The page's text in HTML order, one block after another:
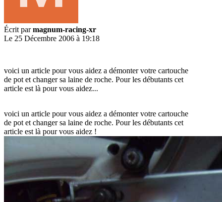
Écrit parmagnum-racing-xr
Le 25 Décembre 2006 à 19:18
voici un article pour vous aidez a démonter votre cartouche
de pot et changer sa laine de roche. Pour les débutants cet
article est là pour vous aidez...
voici un article pour vous aidez a démonter votre cartouche
de pot et changer sa laine de roche. Pour les débutants cet
article est là pour vous aidez !